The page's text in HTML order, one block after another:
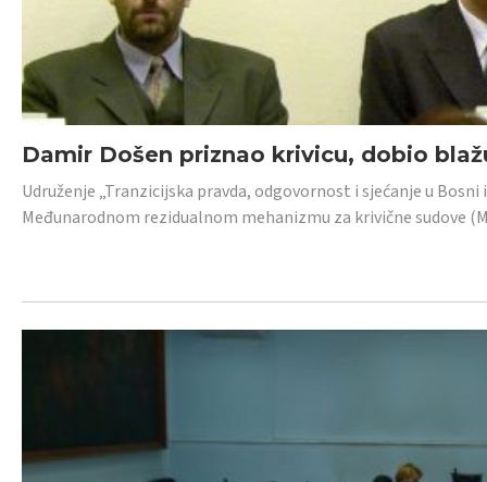
Damir Došen priznao krivicu, dobio
Udruženje „Tranzicijska pravda, odgovornost i sjećanje u
Međunarodnom rezidualnom mehanizmu za krivične sudove